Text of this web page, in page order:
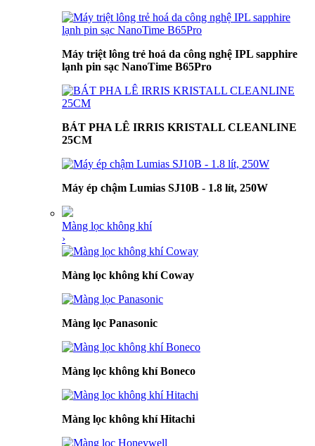
Máy triệt lông trẻ hoá da công nghệ IPL sapphire
lạnh pin sạc NanoTime B65Pro
BÁT PHA LÊ IRRIS KRISTALL CLEANLINE
25CM
Máy ép chậm Lumias SJ10B - 1.8 lít, 250W
Màng lọc không khí
›
Màng lọc không khí Coway
Màng lọc Panasonic
Màng lọc không khí Boneco
Màng lọc không khí Hitachi